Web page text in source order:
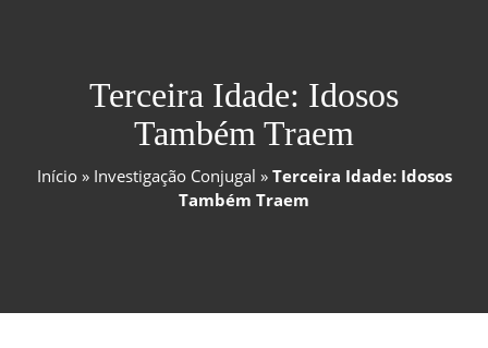
Terceira Idade: Idosos
Também Traem
Início» Investigação Conjugal » Terceira Idade: Idosos
Também Traem